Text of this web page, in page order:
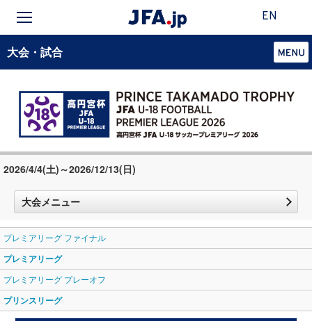
EN
大会・試合
2026/4/4(土)～2026/12/13(日)
大会メニュー
プレミアリーグ ファイナル
プレミアリーグ
プレミアリーグ プレーオフ
プリンスリーグ